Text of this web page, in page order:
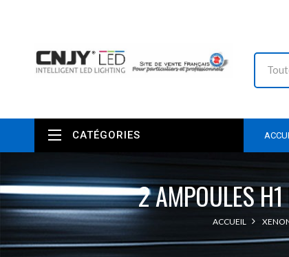
CATÉGORIES
2 AMPOULES
ACCUEIL